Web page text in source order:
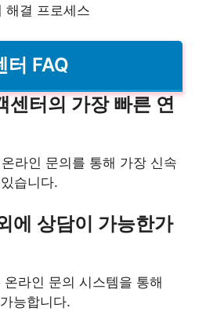
해결 프로세스
터 FAQ
센터의 가장 빠른 연
라인 문의를 통해 가장 신속
습니다.
에 상담이 가능한가
라인 문의 시스템을 통해
능합니다.